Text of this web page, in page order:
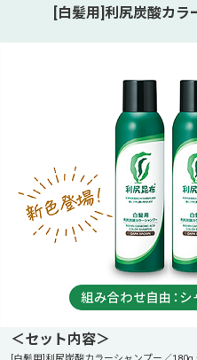
[白髪用]利尻炭酸カラ
＜セット内容＞